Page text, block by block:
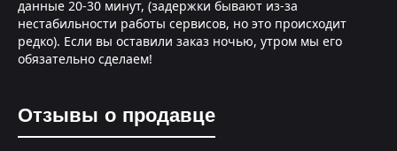
данные 20-30 минут, (задержки бывают из-за
нестабильности работы сервисов, но это происходит
редко). Если вы оставили заказ ночью, утром мы его
обязательно сделаем!
Отзывы о продавце